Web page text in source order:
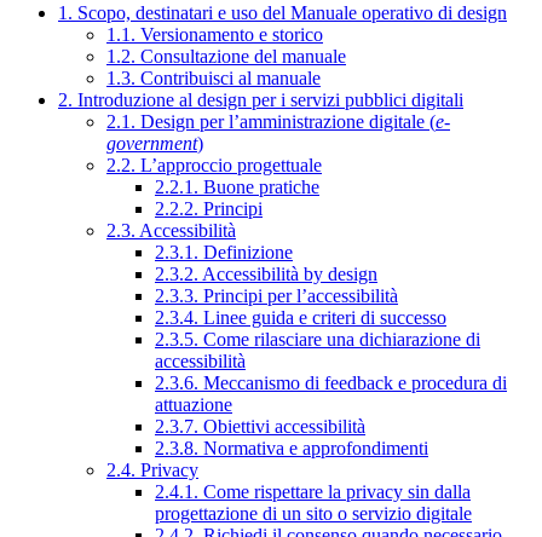
1. Scopo, destinatari e uso del Manuale operativo di design
1.1. Versionamento e storico
1.2. Consultazione del manuale
1.3. Contribuisci al manuale
2. Introduzione al design per i servizi pubblici digitali
2.1. Design per l’amministrazione digitale (e-
government)
2.2. L’approccio progettuale
2.2.1. Buone pratiche
2.2.2. Principi
2.3. Accessibilità
2.3.1. Definizione
2.3.2. Accessibilità by design
2.3.3. Principi per l’accessibilità
2.3.4. Linee guida e criteri di successo
2.3.5. Come rilasciare una dichiarazione di
accessibilità
2.3.6. Meccanismo di feedback e procedura di
attuazione
2.3.7. Obiettivi accessibilità
2.3.8. Normativa e approfondimenti
2.4. Privacy
2.4.1. Come rispettare la privacy sin dalla
progettazione di un sito o servizio digitale